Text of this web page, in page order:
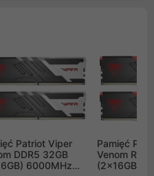
Patriot Viper
DDR5 32GB
6000MHz
Pamięć
Venom RGB
(2x16GB)